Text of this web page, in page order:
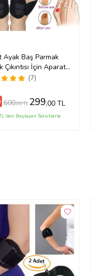
Ayak Baş Parmak
Çıkıntısı İçin Aparat
Bunyonu
(7)
600,00 TL 299,00 TL
Başlayan Taksitlerle